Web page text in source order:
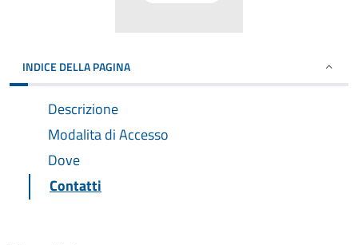
INDICE DELLA PAGINA
Descrizione
Modalita di Accesso
Dove
Contatti